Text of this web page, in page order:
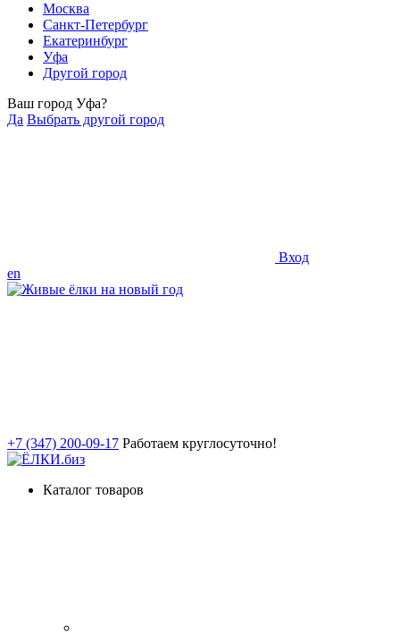
Москва
Санкт-Петербург
Екатеринбург
Уфа
Другой город
Ваш город Уфа?
Да Выбрать другой город
Вход
en
+7 (347) 200-09-17 Работаем круглосуточно!
Каталог товаров